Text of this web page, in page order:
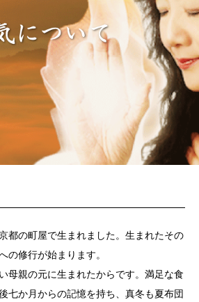
都の町屋で生まれました。生まれたその
の修行が始まります。
母親の元に生まれたからです。満足な食
七か月からの記憶を持ち、真冬も夏布団